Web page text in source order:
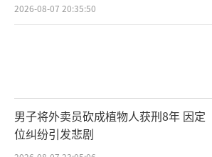
2026-08-07 20:35:50
男子将外卖员砍成植物人获刑8年 因定
位纠纷引发悲剧